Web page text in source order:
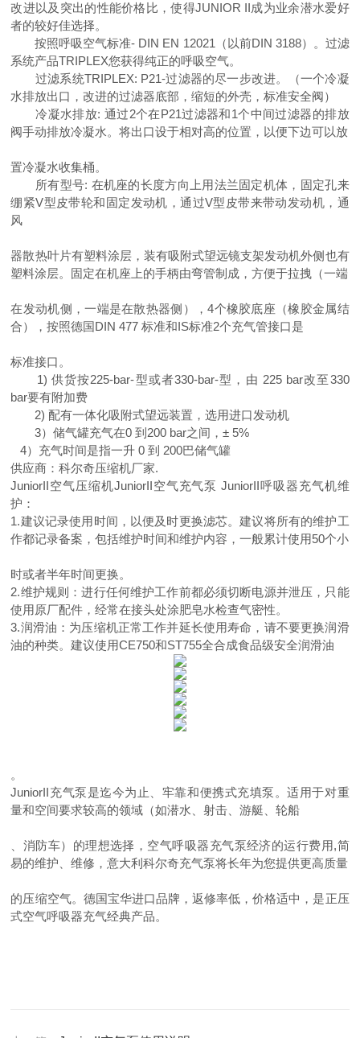
改进以及突出的性能价格比，使得JUNIOR II成为业余潜水爱好
者的较好佳选择。
按照呼吸空气标准- DIN EN 12021（以前DIN 3188）。过滤
系统产品TRIPLEX您获得纯正的呼吸空气。
过滤系统TRIPLEX: P21-过滤器的尽一步改进。（一个冷凝
水排放出口，改进的过滤器底部，缩短的外壳，标准安全阀）
冷凝水排放: 通过2个在P21过滤器和1个中间过滤器的排放
阀手动排放冷凝水。将出口设于相对高的位置，以便下边可以放
置冷凝水收集桶。
所有型号: 在机座的长度方向上用法兰固定机体，固定孔来
绷紧V型皮带轮和固定发动机，通过V型皮带来带动发动机，通
风
器散热叶片有塑料涂层，装有吸附式望远镜支架发动机外侧也有
塑料涂层。固定在机座上的手柄由弯管制成，方便于拉拽（一端
在发动机侧，一端是在散热器侧），4个橡胶底座（橡胶金属结
合），按照德国DIN 477 标准和IS标准2个充气管接口是
标准接口。
1) 供货按225-bar-型或者330-bar-型，由 225 bar改至330
bar要有附加费
2) 配有一体化吸附式望远装置，选用进口发动机
3）储气罐充气在0 到200 bar之间，± 5%
4）充气时间是指一升 0 到 200巴储气罐
供应商：科尔奇压缩机厂家.
JuniorII空气压缩机JuniorII空气充气泵 JuniorII呼吸器充气机维
护：
1.建议记录使用时间，以便及时更换滤芯。建议将所有的维护工
作都记录备案，包括维护时间和维护内容，一般累计使用50个小
时或者半年时间更换。
2.维护规则：进行任何维护工作前都必须切断电源并泄压，只能
使用原厂配件，经常在接头处涂肥皂水检查气密性。
3.润滑油：为压缩机正常工作并延长使用寿命，请不要更换润滑
油的种类。建议使用CE750和ST755全合成食品级安全润滑油
。
JuniorII充气泵是迄今为止、牢靠和便携式充填泵。适用于对重
量和空间要求较高的领域（如潜水、射击、游艇、轮船
、消防车）的理想选择，空气呼吸器充气泵经济的运行费用,简
易的维护、维修，意大利科尔奇充气泵将长年为您提供更高质量
的压缩空气。德国宝华进口品牌，返修率低，价格适中，是正压
式空气呼吸器充气经典产品。